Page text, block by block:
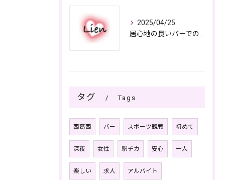
2025/04/25
タグ Tags
西葛西 バー スポーツ観戦 初めて
深夜 女性 駅チカ 安心 一人
楽しい 求人 アルバイト